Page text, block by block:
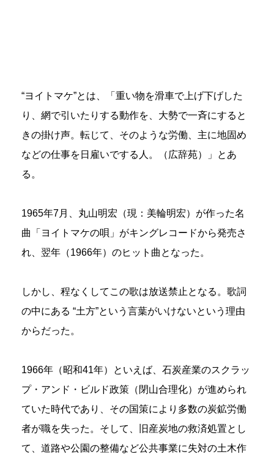
“ヨイトマケ”とは、「重い物を滑車で上げ下げした
り、網で引いたりする動作を、大勢で一斉にすると
きの掛け声。転じて、そのような労働、主に地固め
などの仕事を日雇いでする人。（広辞苑）」とあ
る。
1965年7月、丸山明宏（現：美輪明宏）が作った名
曲「ヨイトマケの唄」がキングレコードから発売さ
れ、翌年（1966年）のヒット曲となった。
しかし、程なくしてこの歌は放送禁止となる。歌詞
の中にある “土方”という言葉がいけないという理由
からだった。
1966年（昭和41年）といえば、石炭産業のスクラッ
プ・アンド・ビルド政策（閉山合理化）が進められ
ていた時代であり、その国策により多数の炭鉱労働
者が職を失った。そして、旧産炭地の救済処置とし
て、道路や公園の整備など公共事業に失対の土木作